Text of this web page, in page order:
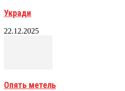
Укради
22.12.2025
Опять метель